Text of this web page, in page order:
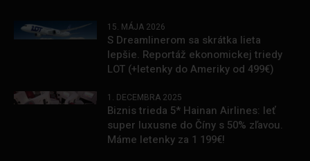
15. MÁJA 2026
S Dreamlinerom sa skrátka lieta
lepšie. Reportáž ekonomickej triedy
LOT (+letenky do Ameriky od 499€)
1. DECEMBRA 2025
Biznis trieda 5* Hainan Airlines: leť
super luxusne do Číny s 50% zľavou.
Máme letenky za 1 199€!